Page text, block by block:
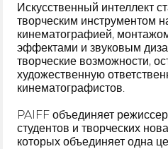
Искусственный интеллект
творческим инструментом
кинематографией,
эффектами и звуковым
творческие возможности,
художественную
кинематографистов.
PAIFF объединяет
студентов и творческих
которых объединяет одна